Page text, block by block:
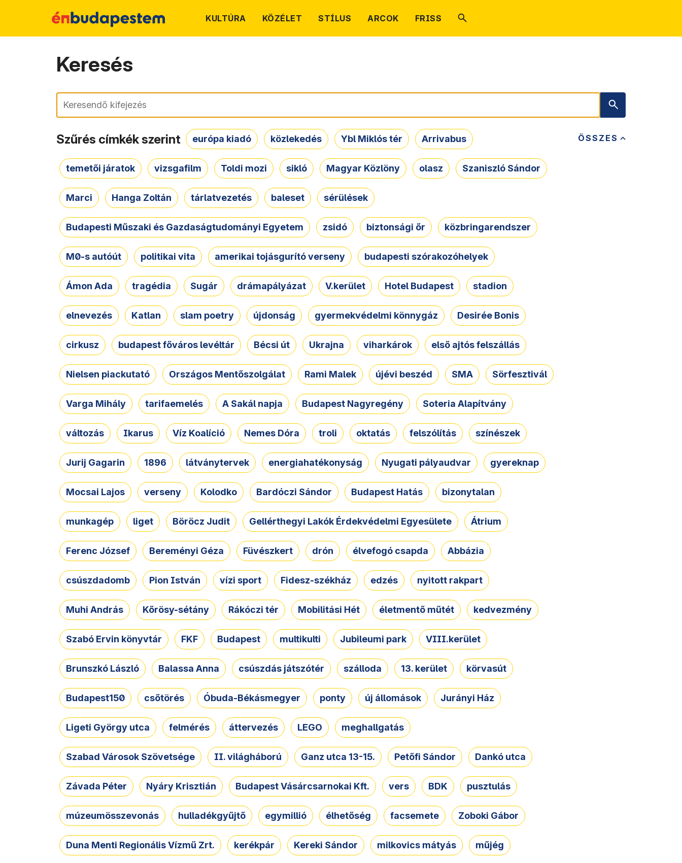
KULTÚRA KÖZÉLET STÍLUS ARCOK FRISS
Keresés
Keresés
ÖSSZES
Szűrés címkék szerint európa kiadó közlekedés Ybl Miklós tér Arrivabus
temetői járatok vizsgafilm Toldi mozi sikló Magyar Közlöny olasz Szaniszló Sándor
Marci Hanga Zoltán tárlatvezetés baleset sérülések
Budapesti Műszaki és Gazdaságtudományi Egyetem zsidó biztonsági őr közbringarendszer
M0-s autóút politikai vita amerikai tojásgurító verseny budapesti szórakozóhelyek
Ámon Ada tragédia Sugár drámapályázat V.kerület Hotel Budapest stadion
elnevezés Katlan slam poetry újdonság gyermekvédelmi könnygáz Desirée Bonis
cirkusz budapest főváros levéltár Bécsi út Ukrajna viharkárok első ajtós felszállás
Nielsen piackutató Országos Mentőszolgálat Rami Malek újévi beszéd SMA Sörfesztivál
Varga Mihály tarifaemelés A Sakál napja Budapest Nagyregény Soteria Alapítvány
változás Ikarus Víz Koalíció Nemes Dóra troli oktatás felszólítás színészek
Jurij Gagarin 1896 látványtervek energiahatékonyság Nyugati pályaudvar gyereknap
Mocsai Lajos verseny Kolodko Bardóczi Sándor Budapest Hatás bizonytalan
munkagép liget Böröcz Judit Gellérthegyi Lakók Érdekvédelmi Egyesülete Átrium
Ferenc József Bereményi Géza Füvészkert drón élvefogó csapda Abbázia
csúszdadomb Pion István vízi sport Fidesz-székház edzés nyitott rakpart
Muhi András Kőrösy-sétány Rákóczi tér Mobilitási Hét életmentő műtét kedvezmény
Szabó Ervin könyvtár FKF Budapest multikulti Jubileumi park VIII.kerület
Brunszkó László Balassa Anna csúszdás játszótér szálloda 13. kerület körvasút
Budapest150 csőtörés Óbuda-Békásmegyer ponty új állomások Jurányi Ház
Ligeti György utca felmérés áttervezés LEGO meghallgatás
Szabad Városok Szövetsége II. világháború Ganz utca 13-15. Petőfi Sándor Dankó utca
Závada Péter Nyáry Krisztián Budapest Vásárcsarnokai Kft. vers BDK pusztulás
múzeumösszevonás hulladékgyűjtő egymillió élhetőség facsemete Zoboki Gábor
Duna Menti Regionális Vízmű Zrt. kerékpár Kereki Sándor milkovics mátyás műjég